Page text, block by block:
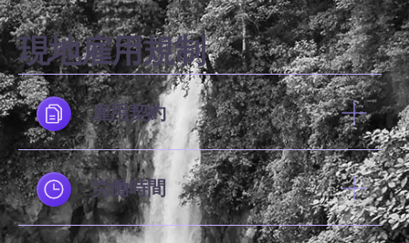
現地雇用規制
雇用契約
労働時間